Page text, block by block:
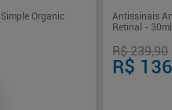
Organic
Antissinais
Retinal - 30ml
R$ 239,90
R$